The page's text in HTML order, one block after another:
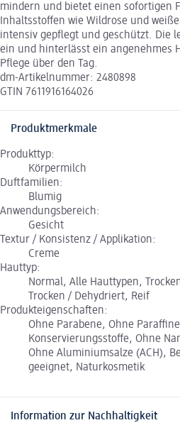
mindern und bietet einen sofortigen
Inhaltsstoffen wie Wildrose und
intensiv gepflegt und geschützt. Die
ein und hinterlässt ein angenehmes
Pflege über den Tag.
dm-Artikelnummer: 2480898
GTIN 7611916164026
Produktmerkmale
Produkttyp:
Körpermilch
Duftfamilien:
Blumig
Anwendungsbereich:
Gesicht
Textur / Konsistenz / Applikation:
Creme
Hauttyp:
Normal, Alle Hauttypen,
Trocken / Dehydriert, Reif
Produkteigenschaften:
Ohne Parabene, Ohne
Konservierungsstoffe, Ohne
Ohne Aluminiumsalze (ACH),
geeignet, Naturkosmetik
Information zur Nachhaltigkeit